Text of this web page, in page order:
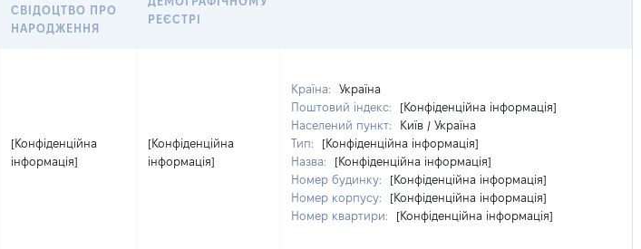
СВІДОЦТВО ПРО
НАРОДЖЕННЯ
РЕЄСТРІ
[Конфіденційна
інформація]
[Конфіденційна
інформація]
Країна:
Україна
Поштовий індекс:
[Конфіденційна інформація]
Населений пункт:
Київ / Україна
Тип:
[Конфіденційна інформація]
Назва:
[Конфіденційна інформація]
Номер будинку:
[Конфіденційна інформація]
Номер корпусу:
[Конфіденційна інформація]
Номер квартири:
[Конфіденційна інформація]